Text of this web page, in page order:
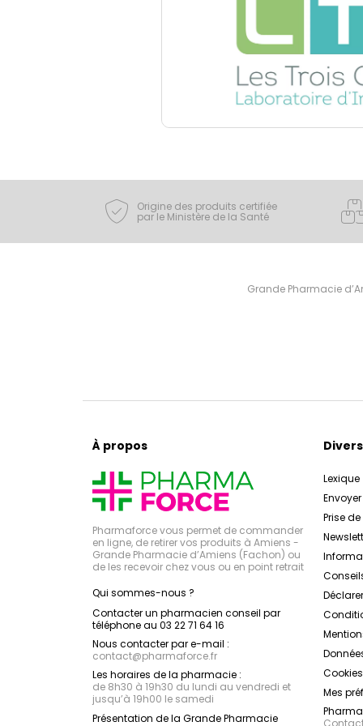
Origine des produits certifiée
par le Ministère de la Santé
Grande Pharmacie
À propos
Pharmaforce vous permet de commander
en ligne, de retirer vos produits à Amiens -
Grande Pharmacie d’Amiens (Fachon) ou
de les recevoir chez vous ou en point retrait
Qui sommes-nous ?
Contacter un pharmacien conseil par
téléphone au 03 22 71 64 16
Nous contacter par e-mail :
contact@pharmaforce.fr
Les horaires de la pharmacie :
de 8h30 à 19h30 du lundi au vendredi et
jusqu’à 19h00 le samedi
Présentation de la Grande Pharmacie
Divers
Lexique
Prise
Cookies
Mes